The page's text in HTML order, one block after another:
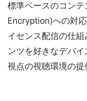
標準ベースのコン
Encryption)への対
イセンス配信の仕
ンツを好きなデバ
視点の視聴環境の提